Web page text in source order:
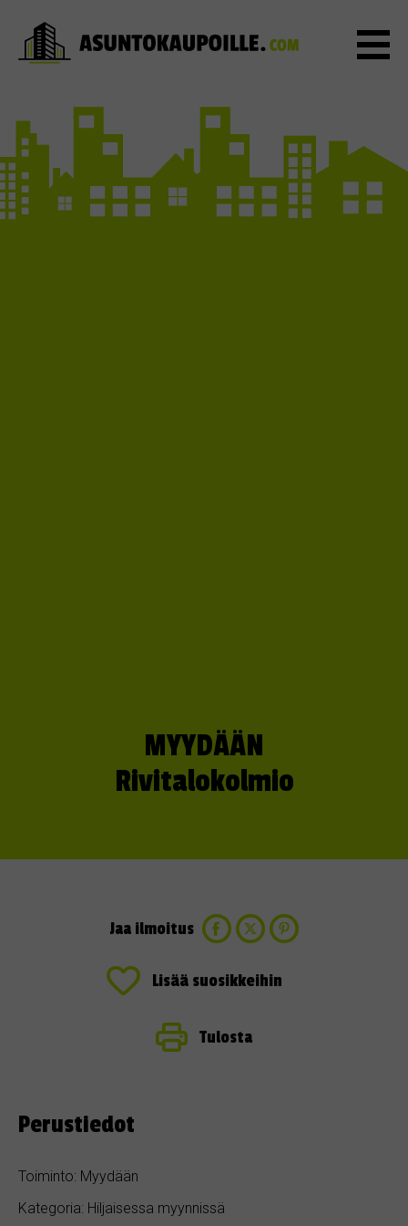
MYYDÄÄN
Rivitalokolmio
Jaa ilmoitus
Lisää suosikkeihin
Tulosta
Perustiedot
Toiminto: Myydään
Kategoria: Hiljaisessa myynnissä